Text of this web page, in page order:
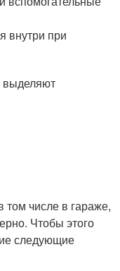
внутри при
выделяют
числе в гараже,
Чтобы этого
следующие